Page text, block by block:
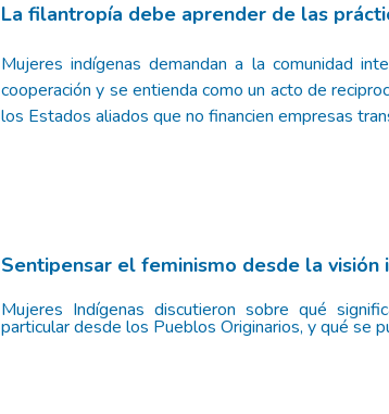
La filantropía debe aprender de las
Mujeres indígenas demandan a la comunidad
cooperación y se entienda como un acto de
los Estados aliados que no financien empresas
Sentipensar el feminismo desde la visión
Mujeres Indígenas discutieron sobre qué
particular desde los Pueblos Originarios, y qué se